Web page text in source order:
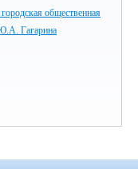
общественная
Гагарина